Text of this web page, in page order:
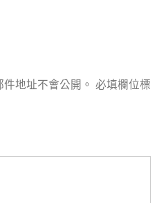
地址不會公開。 必填欄位標